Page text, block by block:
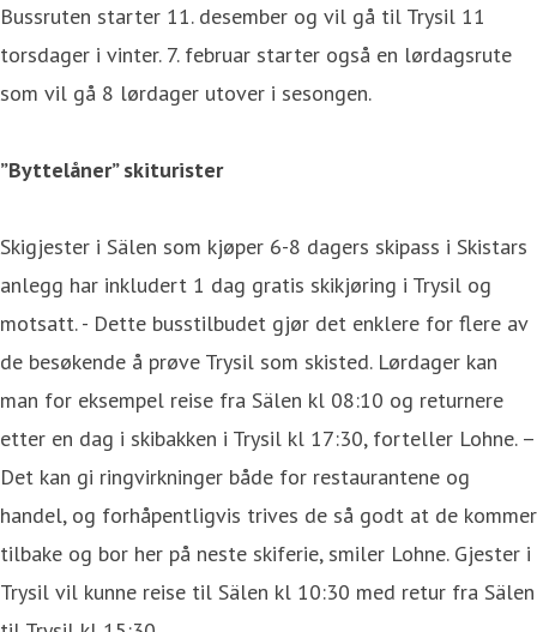
Bussruten starter 11. desember og vil gå til Trysil 11
torsdager i vinter. 7. februar starter også en lørdagsrute
som vil gå 8 lørdager utover i sesongen.
”Byttelåner” skiturister
Skigjester i Sälen som kjøper 6-8 dagers skipass i Skistars
anlegg har inkludert 1 dag gratis skikjøring i Trysil og
motsatt. - Dette busstilbudet gjør det enklere for flere av
de besøkende å prøve Trysil som skisted. Lørdager kan
man for eksempel reise fra Sälen kl 08:10 og returnere
etter en dag i skibakken i Trysil kl 17:30, forteller Lohne. –
Det kan gi ringvirkninger både for restaurantene og
handel, og forhåpentligvis trives de så godt at de kommer
tilbake og bor her på neste skiferie, smiler Lohne. Gjester i
Trysil vil kunne reise til Sälen kl 10:30 med retur fra Sälen